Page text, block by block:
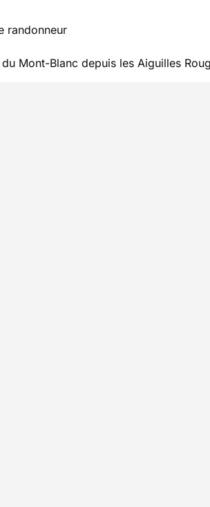
randonneur
Mont-Blanc depuis les Aiguilles